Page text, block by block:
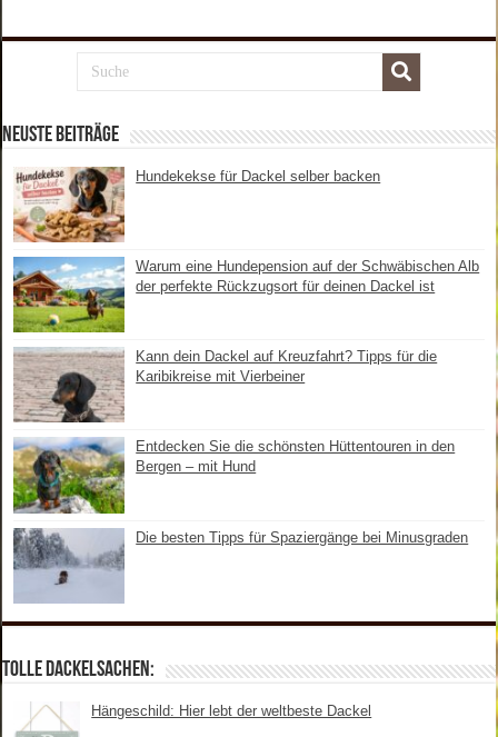
Neuste Beiträge
Hundekekse für Dackel selber backen
Warum eine Hundepension auf der Schwäbischen Alb
der perfekte Rückzugsort für deinen Dackel ist
Kann dein Dackel auf Kreuzfahrt? Tipps für die
Karibikreise mit Vierbeiner
Entdecken Sie die schönsten Hüttentouren in den
Bergen – mit Hund
Die besten Tipps für Spaziergänge bei Minusgraden
Tolle Dackelsachen:
Hängeschild: Hier lebt der weltbeste Dackel